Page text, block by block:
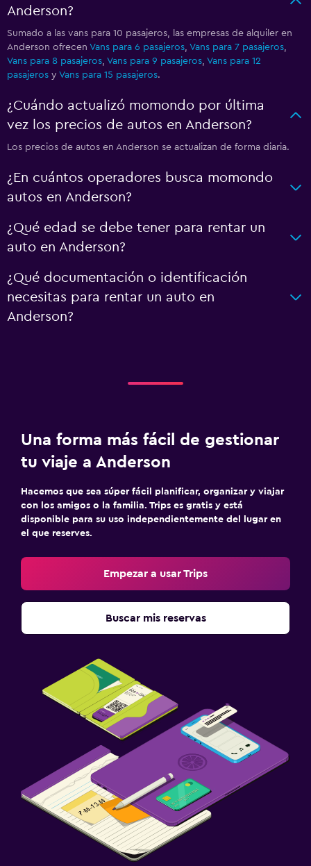
Anderson?
Sumado a las vans para 10 pasajeros, las empresas de alquiler en
Anderson ofrecen Vans para 6 pasajeros, Vans para 7 pasajeros,
Vans para 8 pasajeros, Vans para 9 pasajeros, Vans para 12
pasajeros y Vans para 15 pasajeros.
¿Cuándo actualizó momondo por última
vez los precios de autos en Anderson?
Los precios de autos en Anderson se actualizan de forma diaria.
¿En cuántos operadores busca momondo
autos en Anderson?
¿Qué edad se debe tener para rentar un
auto en Anderson?
¿Qué documentación o identificación
necesitas para rentar un auto en
Anderson?
Una forma más fácil de gestionar
tu viaje a Anderson
Hacemos que sea súper fácil planificar, organizar y viajar
con los amigos o la familia. Trips es gratis y está
disponible para su uso independientemente del lugar en
el que reserves.
Empezar a usar Trips
Buscar mis reservas